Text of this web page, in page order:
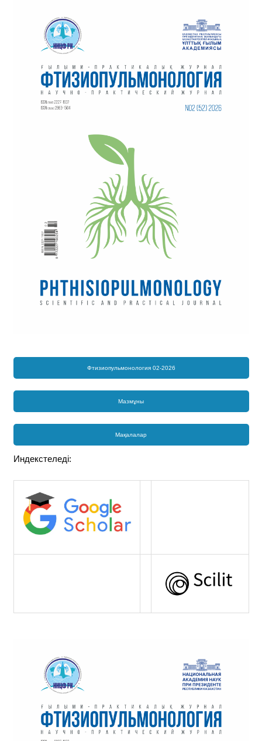
Фтизиопульмонология 02-2026
Мазмұны
Мақалалар
Индекстеледі: